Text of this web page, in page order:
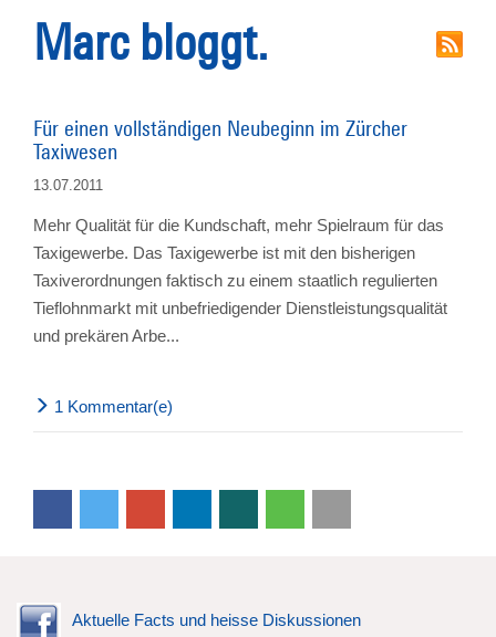
Marc bloggt.
Für einen vollständigen Neubeginn im Zürcher
Taxiwesen
13.07.2011
Mehr Qualität für die Kundschaft, mehr Spielraum für das
Taxigewerbe. Das Taxigewerbe ist mit den bisherigen
Taxiverordnungen faktisch zu einem staatlich regulierten
Tieflohnmarkt mit unbefriedigender Dienstleistungsqualität
und prekären Arbe...
1 Kommentar(e)
Aktuelle Facts und heisse Diskussionen